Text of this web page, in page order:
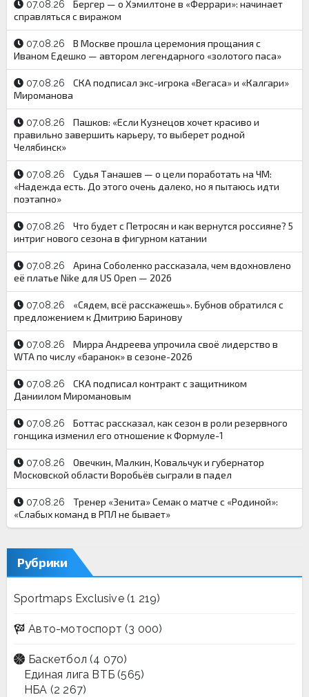
07.08.26
Бергер — о Хэмилтоне в «Феррари»: начинает
справляться с виражом
07.08.26
В Москве прошла церемония прощания с
Иваном Едешко — автором легендарного «золотого паса»
07.08.26
СКА подписал экс-игрока «Вегаса» и «Калгари»
Мироманова
07.08.26
Пашков: «Если Кузнецов хочет красиво и
правильно завершить карьеру, то выберет родной
Челябинск»
07.08.26
Судья Танашев — о цели поработать на ЧМ:
«Надежда есть. До этого очень далеко, но я пытаюсь идти
поэтапно»
07.08.26
Что будет с Петросян и как вернутся россияне? 5
интриг нового сезона в фигурном катании
07.08.26
Арина Соболенко рассказала, чем вдохновлено
её платье Nike для US Open — 2026
07.08.26
«Сядем, всё расскажешь». Бубнов обратился с
предложением к Дмитрию Баринову
07.08.26
Мирра Андреева упрочила своё лидерство в
WTA по числу «баранок» в сезоне-2026
07.08.26
СКА подписал контракт с защитником
Даниилом Миромановым
07.08.26
Боттас рассказал, как сезон в роли резервного
гонщика изменил его отношение к Формуле-1
07.08.26
Овечкин, Малкин, Ковальчук и губернатор
Московской области Воробьёв сыграли в падел
07.08.26
Тренер «Зенита» Семак о матче с «Родиной»:
«Слабых команд в РПЛ не бывает»
Рубрики
Sportmaps Exclusive(1 219)
Авто-мотоспорт (3 000)
Баскетбол (4 070)
Единая лига ВТБ (565)
НБА (2 267)